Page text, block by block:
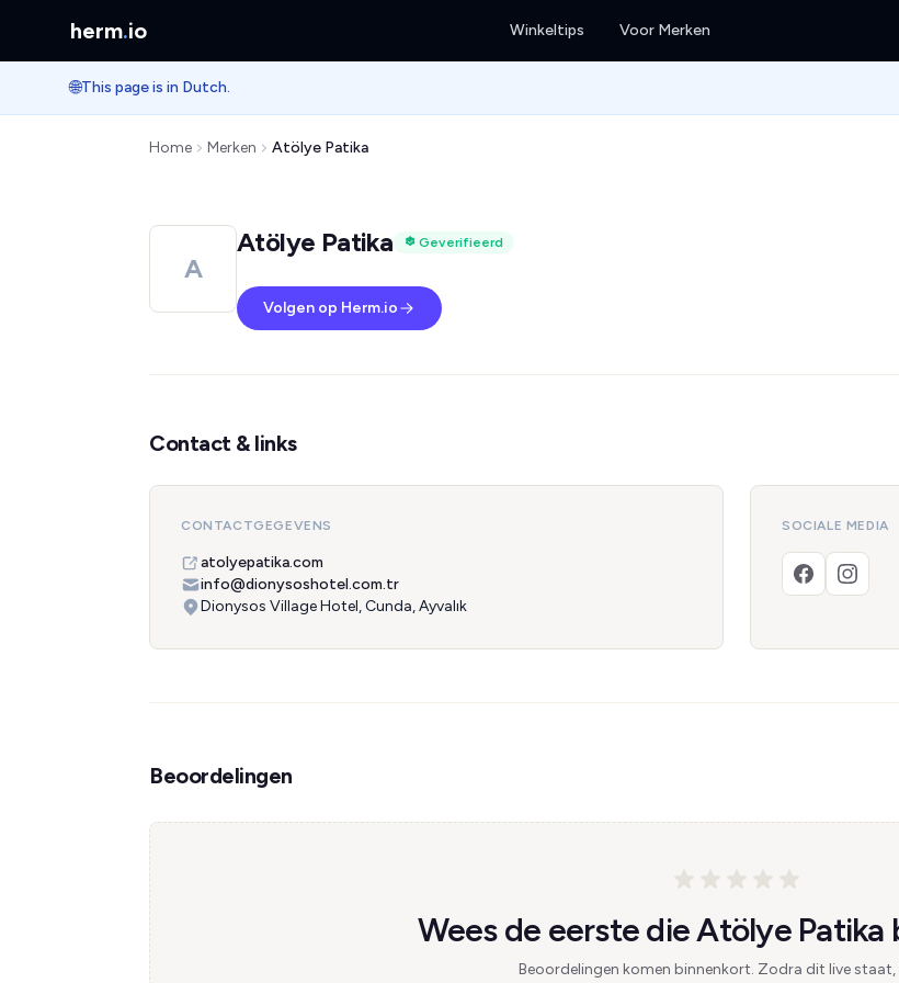
herm.io Winkeltips Voor Merken
🌐This page is in Dutch.
Home Merken Atölye Patika
A
Atölye Patika Geverifieerd
Volgen op Herm.io
Contact & links
CONTACTGEGEVENS
atolyepatika.com
info@dionysoshotel.com.tr
Dionysos Village Hotel, Cunda, Ayvalık
SOCIALE MEDIA
Beoordelingen
Wees de eerste die Atölye Patika
Beoordelingen komen binnenkort. Zodra dit live staat,